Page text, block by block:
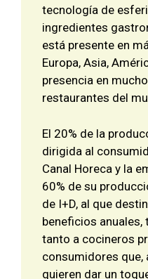
tecnología de
ingredientes
está presente en
Europa, Asia,
presencia en
restaurantes del
El 20% de la
dirigida al
Canal Horeca y la
60% de su
de I+D, al que
beneficios anuales,
tanto a cocineros
consumidores que,
quieren dar un